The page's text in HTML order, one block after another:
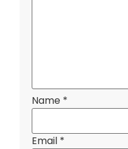
Name *
Email *